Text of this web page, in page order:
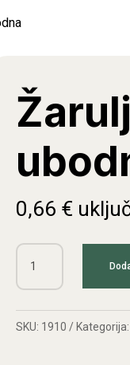
0,66 €
Žarulja
24V
ubodna
SKU: 1910 Kategorija: